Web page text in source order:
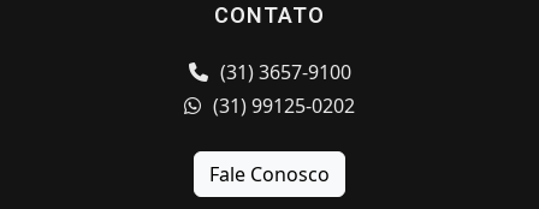
CONTATO
(31) 3657-9100
(31) 99125-0202
Fale Conosco